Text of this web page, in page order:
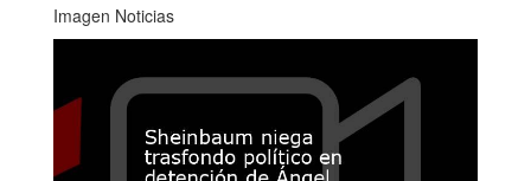
Imagen Noticias